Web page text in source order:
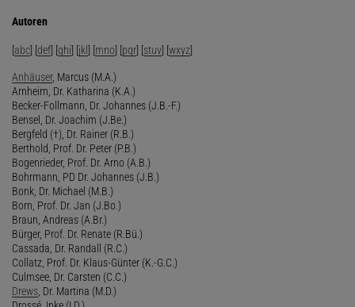
Autoren
[abc] [def] [ghi] [jkl] [mno] [pqr] [stuv] [wxyz]
Anhäuser, Marcus (M.A.)
Arnheim, Dr. Katharina (K.A.)
Becker-Follmann, Dr. Johannes (J.B.-F.)
Bensel, Dr. Joachim (J.Be.)
Bergfeld (†), Dr. Rainer (R.B.)
Berthold, Prof. Dr. Peter (P.B.)
Bogenrieder, Prof. Dr. Arno (A.B.)
Bohrmann, PD Dr. Johannes (J.B.)
Bonk, Dr. Michael (M.B.)
Born, Prof. Dr. Jan (J.Bo.)
Braun, Andreas (A.Br.)
Bürger, Prof. Dr. Renate (R.Bü.)
Cassada, Dr. Randall (R.C.)
Collatz, Prof. Dr. Klaus-Günter (K.-G.C.)
Culmsee, Dr. Carsten (C.C.)
Drews , Dr. Martina (M.D.)